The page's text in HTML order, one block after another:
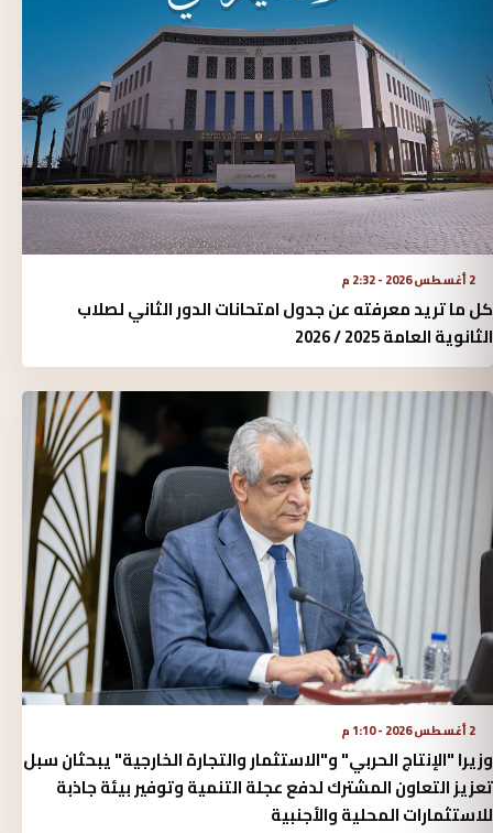
2 أغسطس 2026 - 2:32 م
كل ما تريد معرفته عن جدول امتحانات الدور الثاني لصلاب
الثانوية العامة 2025 / 2026
2 أغسطس 2026 - 1:10 م
وزيرا "الإنتاج الحربي" و"الاستثمار والتجارة الخارجية" يبحثان سبل
تعزيز التعاون المشترك لدفع عجلة التنمية وتوفير بيئة جاذبة
للاستثمارات المحلية والأجنبية